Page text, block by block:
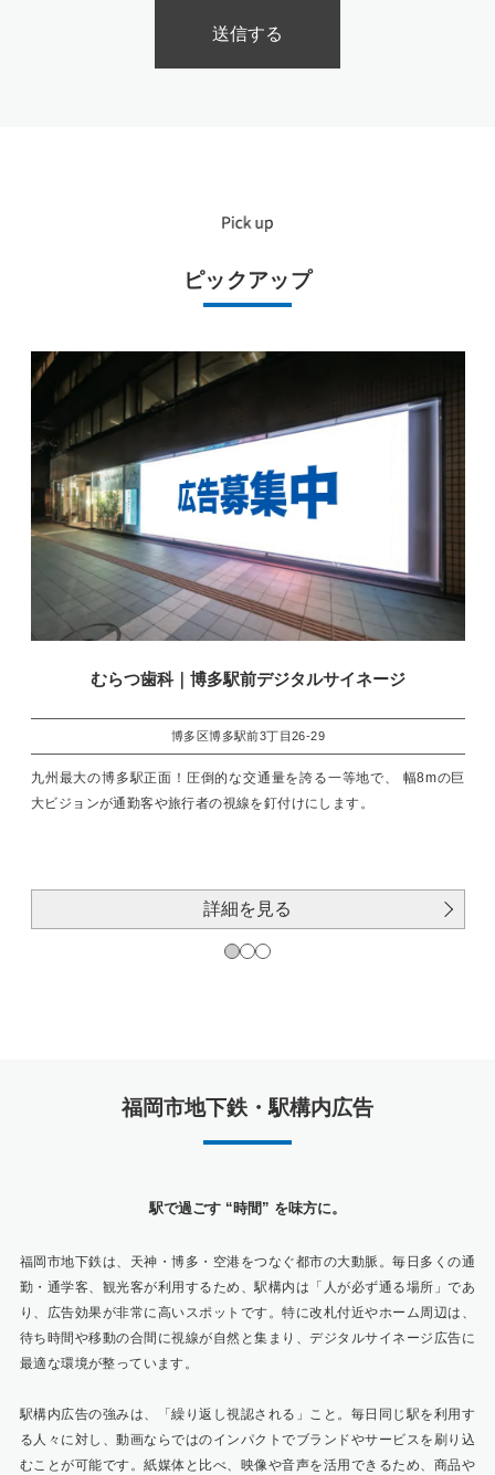
ピックアップ
むらつ歯科｜博多駅前デジタルサイネージ
博多区博多駅前3丁目26-29
九州最大の博多駅正面！圧倒的な交通量を誇る一等地で、 幅8mの巨
大ビジョンが通勤客や旅行者の視線を釘付けにします。
詳細を見る
福岡市地下鉄・駅構内広告
駅で過ごす “時間” を味方に。
福岡市地下鉄は、天神・博多・空港をつなぐ都市の大動脈。毎日多くの通
勤・通学客、観光客が利用するため、駅構内は「人が必ず通る場所」であ
り、広告効果が非常に高いスポットです。特に改札付近やホーム周辺は、
待ち時間や移動の合間に視線が自然と集まり、デジタルサイネージ広告に
最適な環境が整っています。
駅構内広告の強みは、「繰り返し視認される」こと。毎日同じ駅を利用す
る人々に対し、動画ならではのインパクトでブランドやサービスを刷り込
むことが可能です。紙媒体と比べ、映像や音声を活用できるため、商品や